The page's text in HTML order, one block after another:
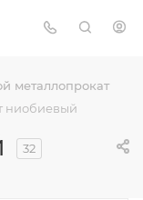
металлопрокат
ниобиевый
32